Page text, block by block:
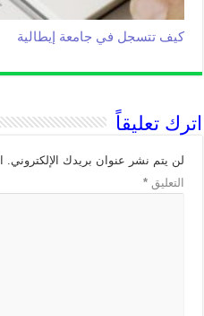
كيف تتسجل في جامعة إيطالية
اترك تعليقاً
لن يتم نشر عنوان بريدك الإلكتروني.
التعليق*